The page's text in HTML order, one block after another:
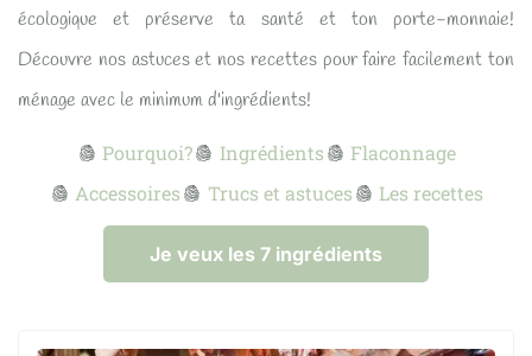
écologique et préserve ta santé et ton porte-monnaie!
Découvre nos astuces et nos recettes pour faire facilement ton
ménage avec le minimum d'ingrédients!
Pourquoi? Ingrédients
Flaconnage
Accessoires
Trucs et astuces Les recettes
Je veux les 7 ingrédients